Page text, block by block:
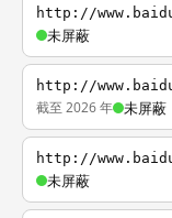
http://
未屏蔽
http://
截至 2026 年 未屏蔽
http://
未屏蔽